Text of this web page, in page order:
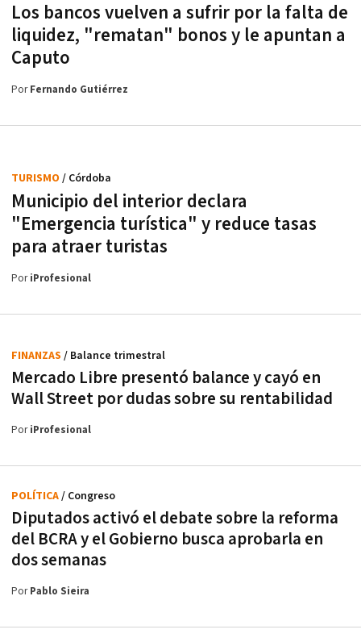
Los bancos vuelven a sufrir por la falta de
liquidez, "rematan" bonos y le apuntan a
Caputo
PorFernando Gutiérrez
Municipio del interior declara
"Emergencia turística" y reduce tasas
para atraer turistas
TURISMO / Córdoba
PoriProfesional
Mercado Libre presentó balance y cayó en
Wall Street por dudas sobre su rentabilidad
FINANZAS / Balance trimestral
PoriProfesional
Diputados activó el debate sobre la reforma
del BCRA y el Gobierno busca aprobarla en
dos semanas
POLÍTICA/ Congreso
PorPablo Sieira